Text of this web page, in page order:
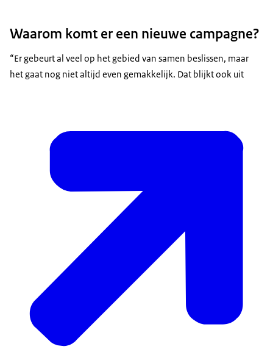
Waarom komt er een nieuwe campagne?
“Er gebeurt al veel op het gebied van samen beslissen, maar
het gaat nog niet altijd even gemakkelijk. Dat blijkt ook uit